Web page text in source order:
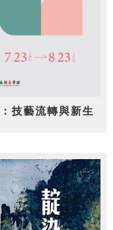
技藝流轉與新生